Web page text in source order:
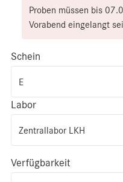
Proben müssen bis
Vorabend eingelangt
Schein
E
Labor
Zentrallabor LKH
Verfügbarkeit